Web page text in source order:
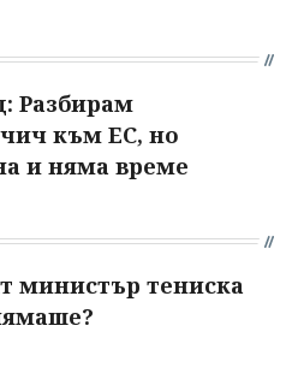
Разбирам
към ЕС, но
и няма време
министър тениска